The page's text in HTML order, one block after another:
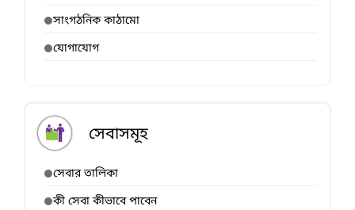
সাংগঠনিক কাঠামো
যোগাযোগ
সেবাসমূহ
সেবার তালিকা
কী সেবা কীভাবে পাবেন